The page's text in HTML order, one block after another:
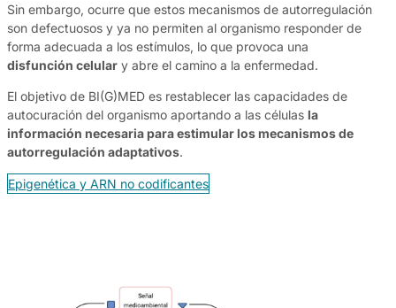
Sin embargo, ocurre que estos mecanismos de autorregulación
son defectuosos y ya no permiten al organismo responder de
forma adecuada a los estímulos, lo que provoca una
disfunción celular y abre el camino a la enfermedad.
El objetivo de BI(G)MED es restablecer las capacidades de
autocuración del organismo aportando a las células la
información necesaria para estimular los mecanismos de
autorregulación adaptativos.
Epigenética y ARN no codificantes